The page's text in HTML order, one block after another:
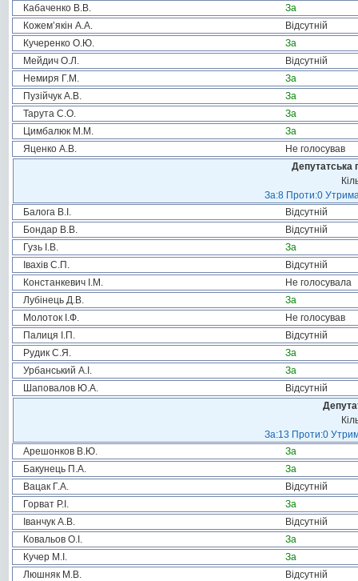
Кабаченко В.В.
За
Кожем’якін А.А.
Відсутній
Кучеренко О.Ю.
За
Мейдич О.Л.
Відсутній
Немиря Г.М.
За
Пузійчук А.В.
За
Тарута С.О.
За
Цимбалюк М.М.
За
Яценко А.В.
Не голосував
Депутатська
За:8 Проти:0
Балога В.І.
Відсутній
Бондар В.В.
Відсутній
Гузь І.В.
За
Івахів С.П.
Відсутній
Констанкевич І.М.
Не голосувала
Лубінець Д.В.
За
Молоток І.Ф.
Не голосував
Палиця І.П.
Відсутній
Рудик С.Я.
За
Урбанський А.І.
За
Шаповалов Ю.А.
Відсутній
За:13 Проти:0
Арешонков В.Ю.
За
Бакунець П.А.
За
Вацак Г.А.
Відсутній
Горват Р.І.
За
Іванчук А.В.
Відсутній
Ковальов О.І.
За
Кучер М.І.
За
Люшняк М.В.
Відсутній